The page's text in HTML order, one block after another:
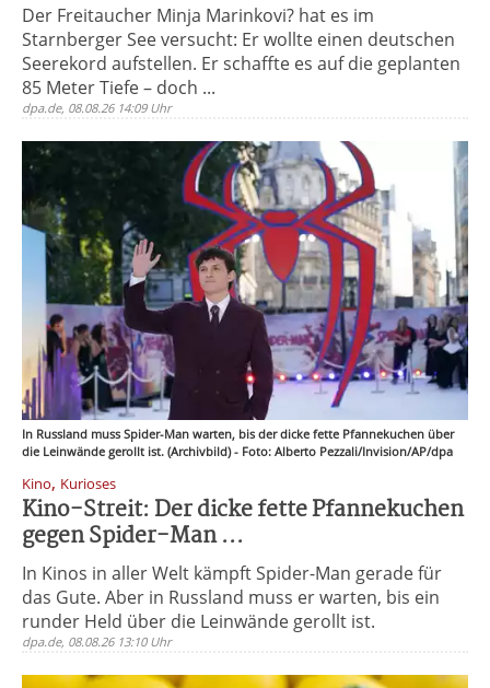
Der Freitaucher Minja Marinkovi? hat es im
Starnberger See versucht: Er wollte einen deutschen
Seerekord aufstellen. Er schaffte es auf die geplanten
85 Meter Tiefe – doch ...
dpa.de, 08.08.26 14:09 Uhr
In Russland muss Spider-Man warten, bis der dicke fette Pfannekuchen über
die Leinwände gerollt ist. (Archivbild) - Foto: Alberto Pezzali/Invision/AP/dpa
Kino, Kurioses
Kino-Streit: Der dicke fette Pfannekuchen
gegen Spider-Man ...
In Kinos in aller Welt kämpft Spider-Man gerade für
das Gute. Aber in Russland muss er warten, bis ein
runder Held über die Leinwände gerollt ist.
dpa.de, 08.08.26 13:10 Uhr